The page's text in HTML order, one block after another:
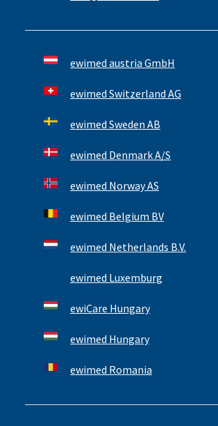
ewimed austria GmbH
ewimed Switzerland AG
ewimed Sweden AB
ewimed Denmark A/S
ewimed Norway AS
ewimed Belgium BV
ewimed Netherlands B.V.
ewimed Luxemburg
ewiCare Hungary
ewimed Hungary
ewimed Romania